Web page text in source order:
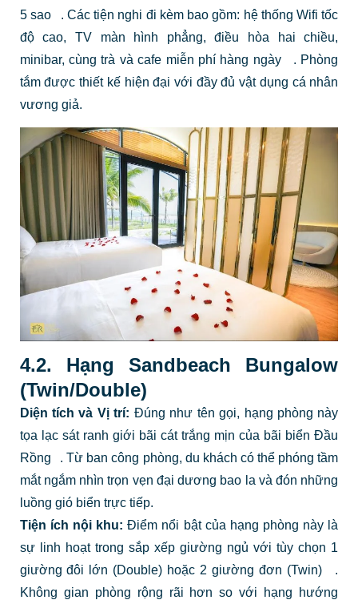
5 sao
. Các tiện nghi đi kèm bao gồm: hệ thống Wifi tốc
độ cao, TV màn hình phẳng, điều hòa hai chiều,
minibar, cùng trà và cafe miễn phí hàng ngày
. Phòng
tắm được thiết kế hiện đại với đầy đủ vật dụng cá nhân
vương giả.
4.2. Hạng Sandbeach Bungalow
(Twin/Double)
Diện tích và Vị trí: Đúng như tên gọi, hạng phòng này
tọa lạc sát ranh giới bãi cát trắng mịn của bãi biển Đầu
Rồng
. Từ ban công phòng, du khách có thể phóng tầm
mắt ngắm nhìn trọn vẹn đại dương bao la và đón những
luồng gió biển trực tiếp.
Tiện ích nội khu: Điểm nổi bật của hạng phòng này là
sự linh hoạt trong sắp xếp giường ngủ với tùy chọn 1
giường đôi lớn (Double) hoặc 2 giường đơn (Twin)
.
Không gian phòng rộng rãi hơn so với hạng hướng